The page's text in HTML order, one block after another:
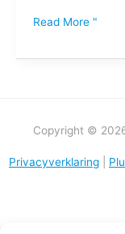
Read More "
Copyright ©
Privacyverklaring